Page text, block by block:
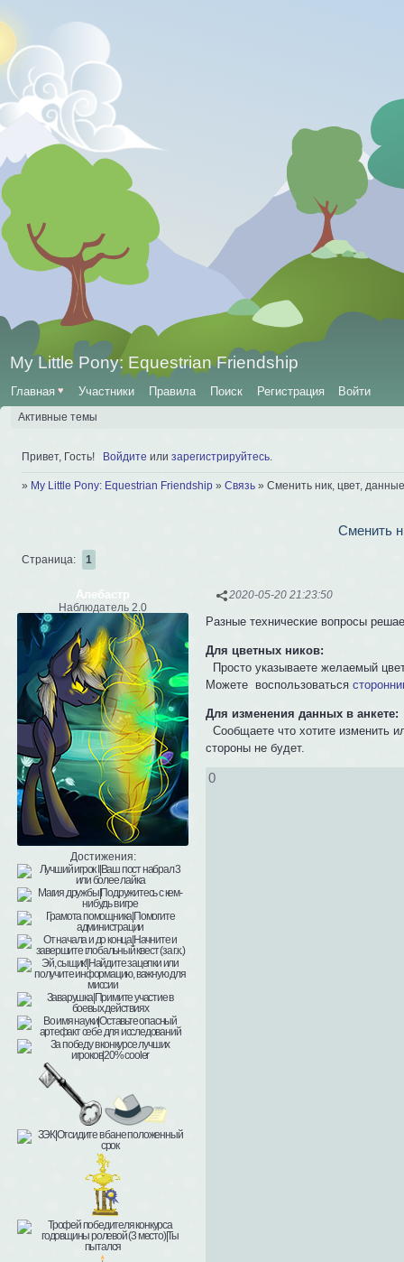
My Little Pony: Equestrian Friendship
Главная ♥ Участники Правила Поиск Регистрация Войти
Активные темы
Привет, Гость! Войдите или зарегистрируйтесь
» My Little Pony: Equestrian Friendship » Связь » Сменить ник, цвет,
Сменить
Страница: 1
2020-05-20 21:23:50
Алебастр
Наблюдатель 2.0
Достижения:
Разные технические вопросы
Для цветных ников:
Просто указываете желаемый
Можете воспользоваться
Для изменения данных в анкете:
Сообщаете что хотите изменить
стороны не будет.
0